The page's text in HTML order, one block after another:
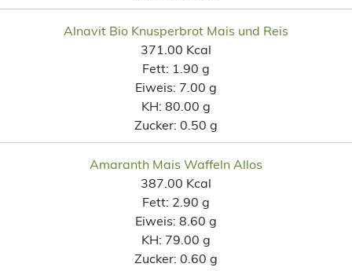
Alnavit Bio Knusperbrot Mais und Reis
371.00 Kcal
Fett: 1.90 g
Eiweis: 7.00 g
KH: 80.00 g
Zucker: 0.50 g
Amaranth Mais Waffeln Allos
387.00 Kcal
Fett: 2.90 g
Eiweis: 8.60 g
KH: 79.00 g
Zucker: 0.60 g